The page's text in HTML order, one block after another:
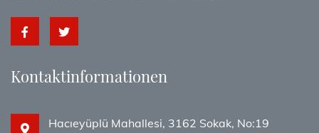
Kontaktinformationen
Hacıeyüplü Mahallesi, 3162 Sokak, No:19